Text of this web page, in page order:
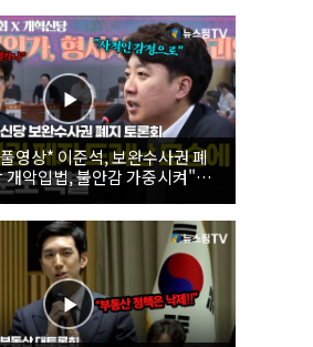
영상* 이준석, 보완수사권 폐
개악입법, 불안감 가중시켜"｜
당 보완수사권 폐지 토론회